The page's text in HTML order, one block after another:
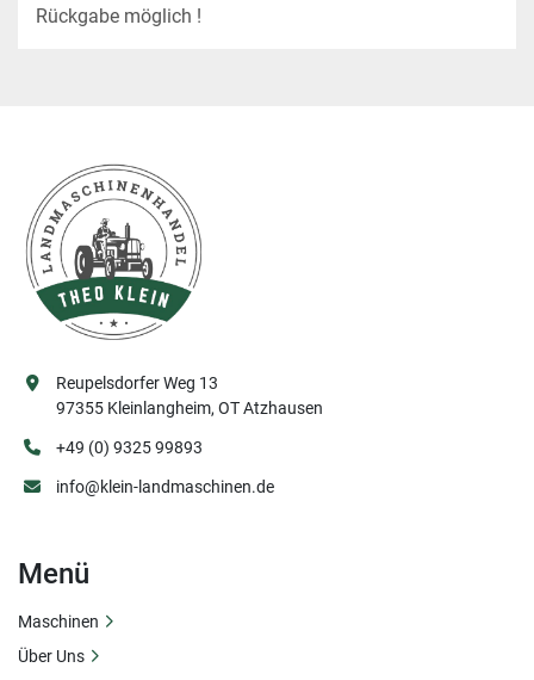
Rückgabe möglich !
Reupelsdorfer Weg 13
97355 Kleinlangheim, OT Atzhausen
+49 (0) 9325 99893
info@klein-landmaschinen.de
Menü
Maschinen
Über Uns